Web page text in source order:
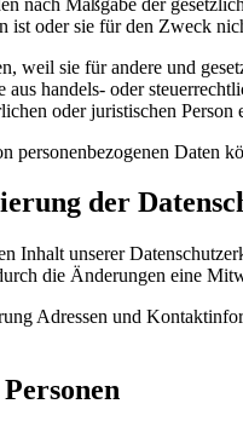
ist oder sie für den Zweck
weil sie für andere und
handels- oder
oder juristischen Person
personenbezogenen Daten
der
Inhalt unserer
die Änderungen eine
Adressen und